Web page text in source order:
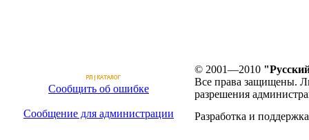
Сообщить об ошибке
Сообщение для администрации
© 2001—2010
Все права защищены.
разрешения
Разработка и